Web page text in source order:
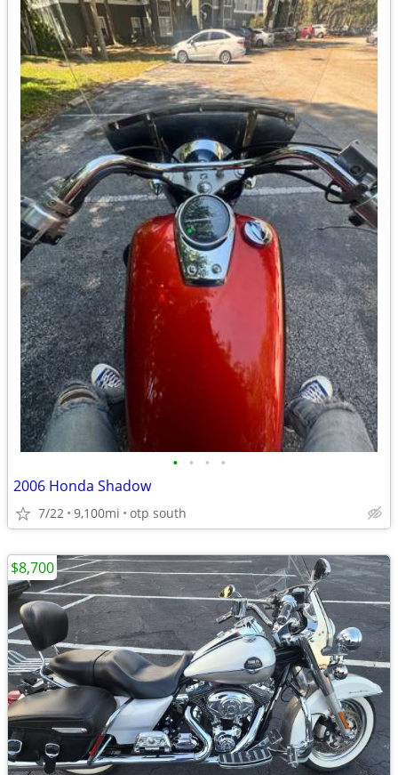
• • • •
2006 Honda Shadow
7/22 9,100mi otp south
$8,700